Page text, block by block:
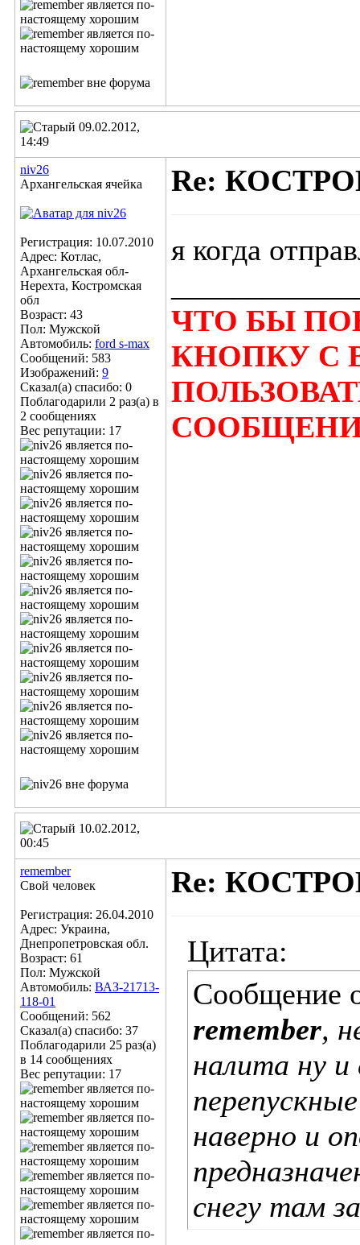
09.02.2012,
14:49
niv26
Архангельская ячейка
Регистрация: 10.07.2010
Адрес: Котлас,
Архангельская обл-
Нерехта, Костромская
обл
Возраст: 43
Пол: Мужской
Автомобиль: ford s-max
Сообщений: 583
Изображений: 9
Сказал(а) спасибо: 0
Поблагодарили 2 раз(а) в
2 сообщениях
Вес репутации: 17
Re:
я когда
ЧТО БЫ
КНОПКУ С
10.02.2012,
00:45
remember
Свой человек
Регистрация: 26.04.2010
Адрес: Украина,
Днепропетровская обл.
Возраст: 61
Пол: Мужской
Автомобиль: ВАЗ-21713-
118-01
Сообщений: 562
Сказал(а) спасибо: 37
Поблагодарили 25 раз(а)
в 14 сообщениях
Вес репутации: 17
Re:
Цитата:
Сообщение
remember,
налита ну
наверно и
снегу там